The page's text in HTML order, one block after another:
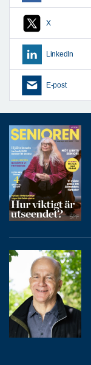
X
LinkedIn
E-post